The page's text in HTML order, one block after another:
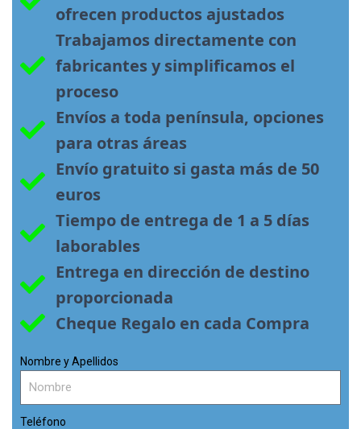
ofrecen productos ajustados
Trabajamos directamente con
fabricantes y simplificamos el
proceso
Envíos a toda península, opciones
para otras áreas
Envío gratuito si gasta más de 50
euros
Tiempo de entrega de 1 a 5 días
laborables
Entrega en dirección de destino
proporcionada
Cheque Regalo en cada Compra
Nombre y Apellidos
Teléfono